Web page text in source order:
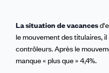
La situation de vacances
le mouvement des titulaires,
contrôleurs. Après le
manque « plus que » 4,4%.